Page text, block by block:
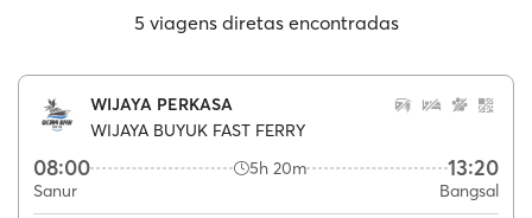
5 viagens diretas encontradas
WIJAYA PERKASA
WIJAYA BUYUK FAST FERRY
08:00 5h 20m 13:20
Sanur Bangsal